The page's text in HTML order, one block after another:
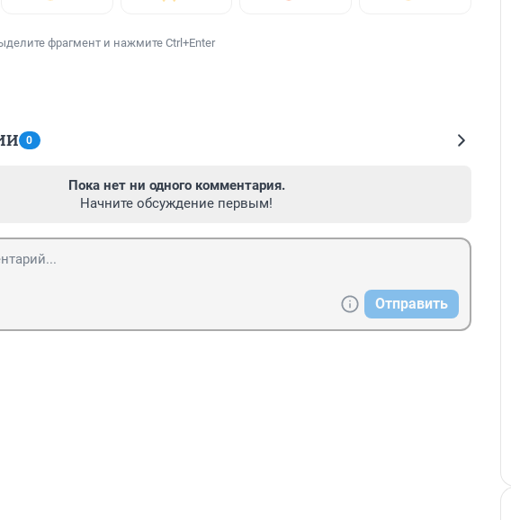
фрагмент и нажмите Ctrl+Enter
0
Пока нет ни одного комментария.
Начните обсуждение первым!
Отправить